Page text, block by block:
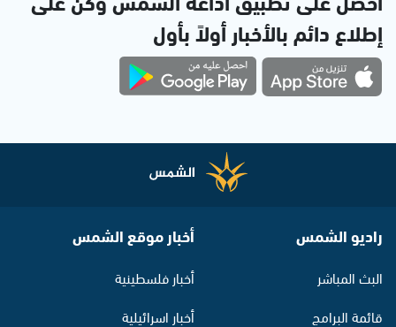
إطلاع دائم بالأخبار أولاً بأول
راديو الشمس
البث المباشر
قائمة البرامج
أخبار موقع الشمس
أخبار فلسطينية
أخبار اسرائيلية